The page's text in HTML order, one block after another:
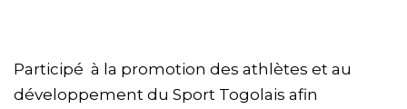
Participé à la promotion des athlètes et au
développement du Sport Togolais afin